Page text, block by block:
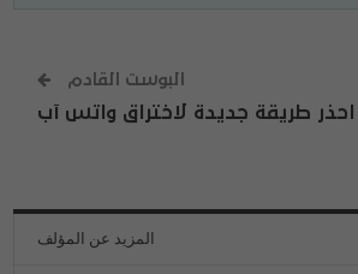
البوست القادم
احذر طريقة جديدة لاختراق واتس آب
المزيد عن المؤلف